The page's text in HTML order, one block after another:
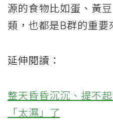
源的食物比如蛋、黃
類，也都是B群的重要
延伸閱讀：
整天昏昏沉沉、提不
「太濕」了